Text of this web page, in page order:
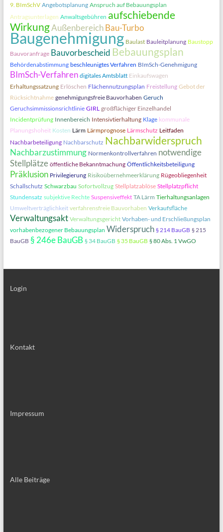
9. BImSchV Angebotsplanung Anspruch auf Bebauungsplan
Antragsunterlagen Anwaltsgebühren aufschiebende
WirkungAußenbereich Bau-Turbo
Baugenehmigung Baulast Bauleitplanung Baustopp
Bauvoranfrage Bauvorbescheid Bebauungsplan
Behördenabstimmung beschleunigtes Verfahren BImSch-Genehmigung
BImSch-Verfahren digitales Amtsblatt Einkaufswagen
Erhaltungssatzung Erlöschen Flächennutzungsplan Freistellung Gebot der
Rücksichtnahme genehmigungsfreie Bauvorhaben Geruch
Geruchsimmissionsrichtlinie GIRL großflächiger Einzelhandel
Incidentprüfung Innenbereich Intensivtierhaltung Klage kommunale
Planungshoheit Kosten Lärm Lärmprognose Lärmschutz Leitfaden
Nachbarbeteiligung Nachbarschutz Nachbarwiderspruch
Nachbarzustimmung Normenkontrollverfahren notwendige
Stellplätze öffentliche Bekanntmachung Öffentlichkeitsbeteiligung
Präklusion Privilegierung Risikoübernehmeerklärung Rügeobliegenheit
Schallschutz Schwarzbau Sofortvollzug Stellplatzablöse Stellplatzpflicht
Stundensatz subjektive Rechte Suspensiveffekt TA Lärm Tierhaltungsanlagen
Umweltverträglichkeit verfahrensfreie Bauvorhaben Verkaufsfläche
Verwaltungsakt Verwaltungsgericht Vorhaben- und Erschließungsplan
vorhabenbezogener Bebauungsplan Widerspruch § 214 BauGB § 215
BauGB § 246e BauGB § 34 BauGB § 35 BauGB § 80 Abs. 1 VwGO
Login
Kontakt
Impressum
Alle Bei­trä­ge